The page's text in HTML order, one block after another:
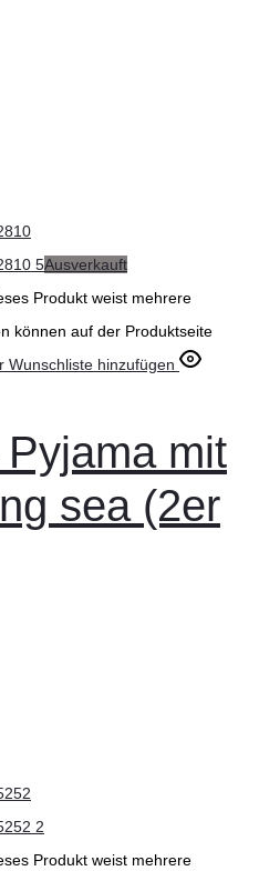
Ausverkauft
Produkt weist mehrere
können auf der Produktseite
Wunschliste hinzufügen
mit
sea (2er
Produkt weist mehrere